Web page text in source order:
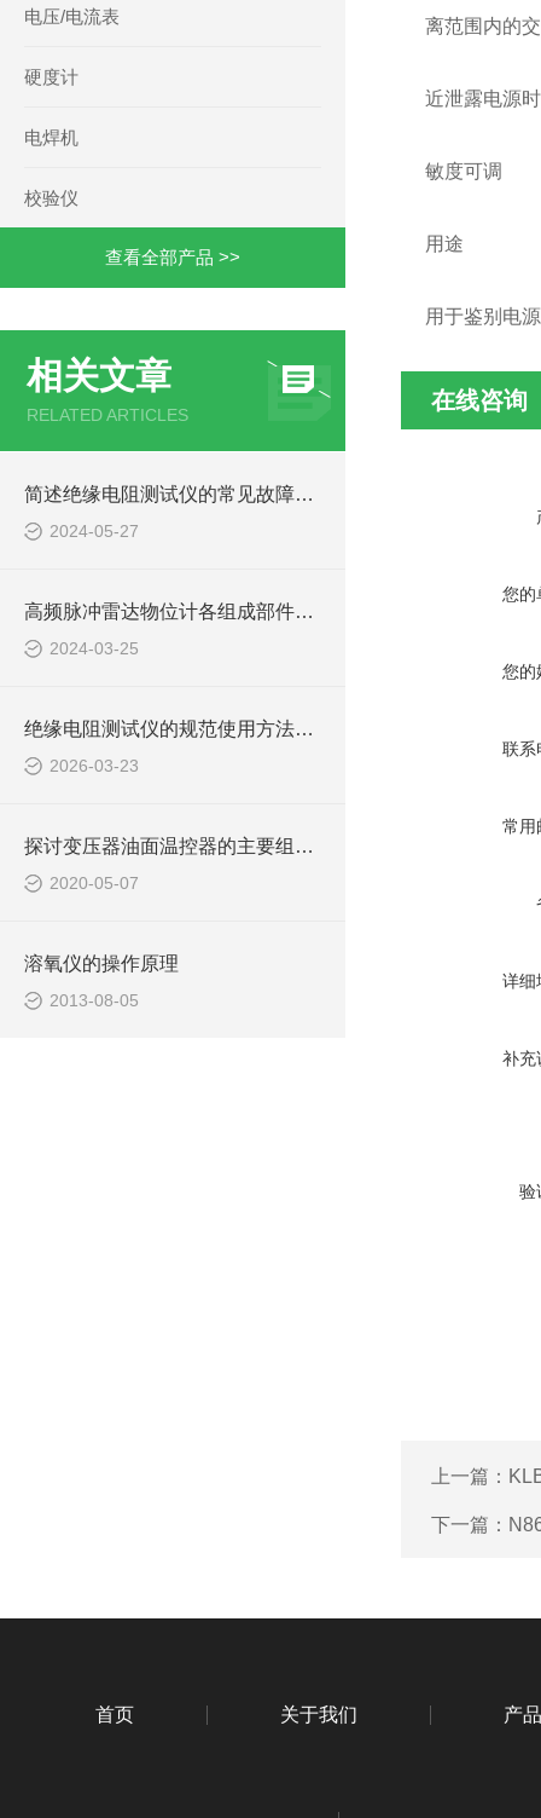
电压/电流表
硬度计
电焊机
校验仪
查看全部产品 >>
相关文章
RELATED ARTICLES
简述绝缘电阻测试仪的常见故障相应解决方法
2024-05-27
高频脉冲雷达物位计各组成部件的功能特点分享
2024-03-25
绝缘电阻测试仪的规范使用方法详解
2026-03-23
探讨变压器油面温控器的主要组成及功能
2020-05-07
溶氧仪的操作原理
2013-08-05
离范围内的
近泄露电源
敏度可调
用途
用于鉴别电
在线咨询
您的
您的
联系
常用
详细
补充
验
上一篇：
下一篇：
首页 关于我们 产